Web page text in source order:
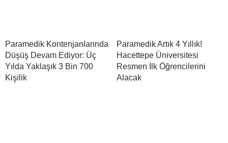
Paramedik Kontenjanlarında
Düşüş Devam Ediyor: Üç
Yılda Yaklaşık 3 Bin 700
Kişilik
Paramedik Artık 4 Yıllık!
Hacettepe Üniversitesi
Resmen İlk Öğrencilerini
Alacak